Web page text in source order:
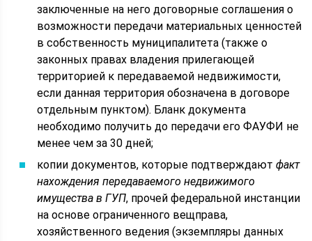
заключенные на него договорные соглашения о
возможности передачи материальных ценностей
в собственность муниципалитета (также о
законных правах владения прилегающей
территорией к передаваемой недвижимости,
если данная территория обозначена в договоре
отдельным пунктом). Бланк документа
необходимо получить до передачи его ФАУФИ не
менее чем за 30 дней;
копии документов, которые подтверждаютфакт
нахождения передаваемого недвижимого
имущества в ГУП, прочей федеральной инстанции
на основе ограниченного вещправа,
хозяйственного ведения (экземпляры данных